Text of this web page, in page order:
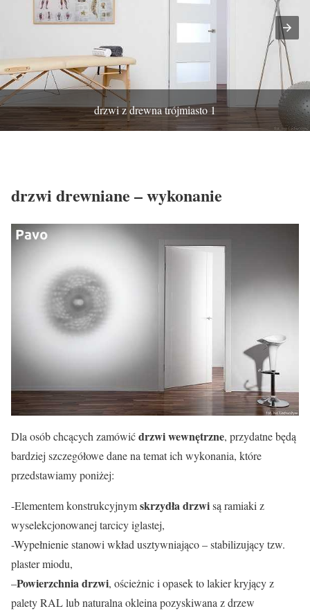
drzwi z drewna trójmiasto 1
drzwi drewniane – wykonanie
Dla osób chcących zamówićdrzwi wewnętrzne, przydatne będą
bardziej szczegółowe dane na temat ich wykonania, które
przedstawiamy poniżej:
-Elementem konstrukcyjnymskrzydła drzwisą ramiaki z
wyselekcjonowanej tarcicy iglastej,
-Wypełnienie stanowi wkład usztywniająco – stabilizujący tzw.
plaster miodu,
–Powierzchnia drzwi, ościeżnic i opasek to lakier kryjący z
palety RAL lub naturalna okleina pozyskiwana z drzew